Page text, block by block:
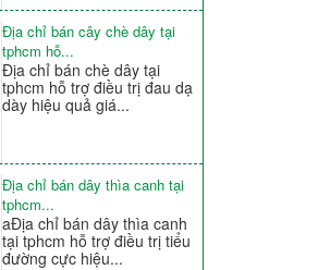
Địa chỉ bán cây chè dây tại
tphcm hỗ...
Địa chỉ bán chè dây tại
tphcm hỗ trợ điều trị đau dạ
dày hiệu quả giá...
Địa chỉ bán dây thìa canh tại
tphcm...
aĐịa chỉ bán dây thìa canh
tại tphcm hỗ trợ điều trị tiểu
đường cực hiệu...